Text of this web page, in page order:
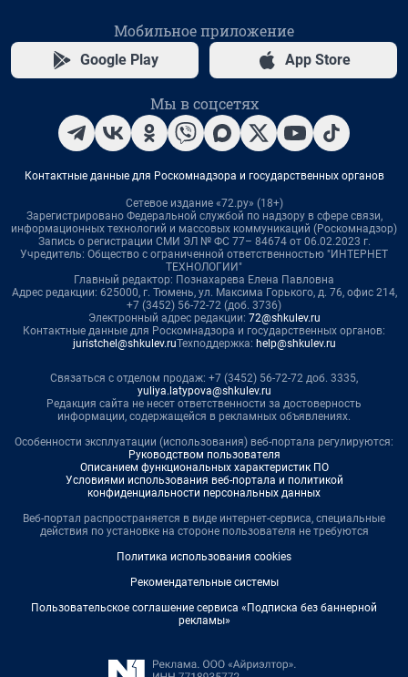
Мобильное приложение
Google Play App Store
Мы в соцсетях
Контактные данные для Роскомнадзора и государственных органов
Сетевое издание «72.ру» (18+)
Зарегистрировано Федеральной службой по надзору в сфере связи,
информационных технологий и массовых коммуникаций (Роскомнадзор)
Запись о регистрации СМИ ЭЛ № ФС 77– 84674 от 06.02.2023 г.
Учредитель: Общество с ограниченной ответственностью "ИНТЕРНЕТ
ТЕХНОЛОГИИ"
Главный редактор: Познахарева Елена Павловна
Адрес редакции: 625000, г. Тюмень, ул. Максима Горького, д. 76, офис 214,
+7 (3452) 56-72-72 (доб. 3736)
Электронный адрес редакции: 72@shkulev.ru
Контактные данные для Роскомнадзора и государственных органов:
juristchel@shkulev.ruТехподдержка: help@shkulev.ru
Связаться с отделом продаж: +7 (3452) 56-72-72 доб. 3335,
yuliya.latypova@shkulev.ru
Редакция сайта не несет ответственности за достоверность
информации, содержащейся в рекламных объявлениях.
Особенности эксплуатации (использования) веб-портала регулируются:
Руководством пользователя
Описанием функциональных характеристик ПО
Условиями использования веб-портала и политикой
конфиденциальности персональных данных
Веб-портал распространяется в виде интернет-сервиса, специальные
действия по установке на стороне пользователя не требуются
Политика использования cookies
Рекомендательные системы
Пользовательское соглашение сервиса «Подписка без баннерной
рекламы»